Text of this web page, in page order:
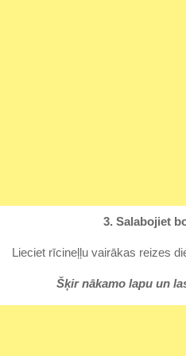
3. Salabojiet
Lieciet rīcineļļu vairākas reizes
Šķir nākamo lapu un